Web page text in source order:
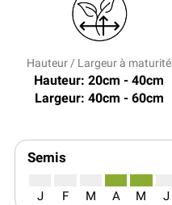
Hauteur / Largeur à maturité
Hauteur: 20cm - 40cm
Largeur: 40cm - 60cm
Semis
J F M A M J